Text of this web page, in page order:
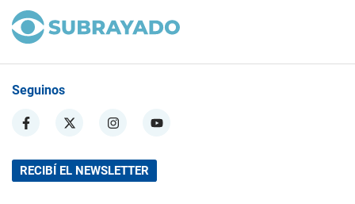
Seguinos
RECIBÍ EL NEWSLETTER